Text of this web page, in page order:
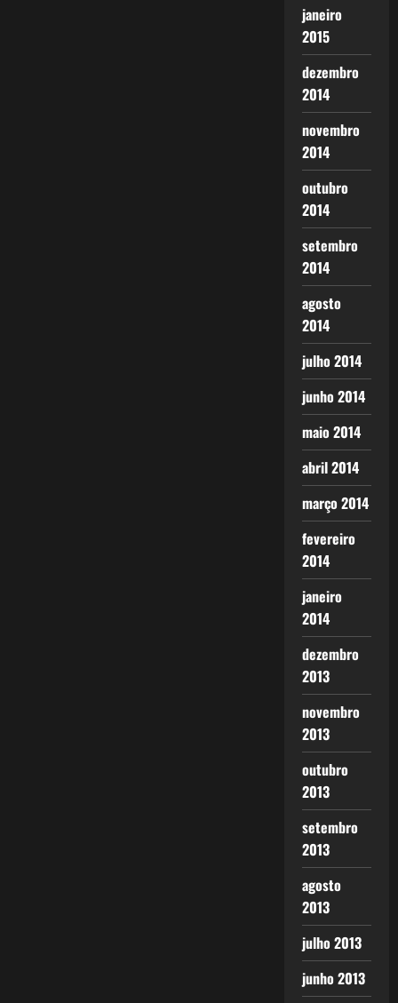
janeiro
2015
dezembro
2014
novembro
2014
outubro
2014
setembro
2014
agosto
2014
julho 2014
junho 2014
maio 2014
abril 2014
março 2014
fevereiro
2014
janeiro
2014
dezembro
2013
novembro
2013
outubro
2013
setembro
2013
agosto
2013
julho 2013
junho 2013